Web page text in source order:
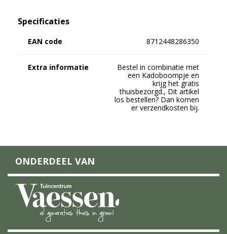
Specificaties
EAN code 8712448286350
Extra informatie
Bestel in combinatie met
een Kadoboompje en
krijg het gratis
thuisbezorgd., Dit artikel
los bestellen? Dan komen
er verzendkosten bij.
ONDERDEEL VAN